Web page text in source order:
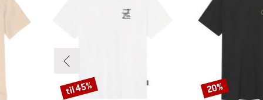
Rabat
til 45% Rabat
20%